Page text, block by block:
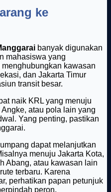
ke
banyak digunakan
mahasiswa yang
kawasan
dan Jakarta Timur
transit besar.
naik KRL yang menuju
atau pola lain yang
Yang penting, pastikan
dapat melanjutkan
menuju Jakarta Kota,
Abang, atau kawasan lain
terbaru. Karena
perhatikan papan petunjuk
peron.